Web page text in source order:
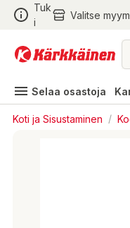
Tuk
i
Valitse
Selaa osastoja
Koti ja Sisustaminen /